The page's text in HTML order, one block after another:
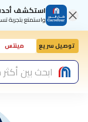
استكشف
واستمتع بتجربة
توصيل سريع مينتس
ابحث بين